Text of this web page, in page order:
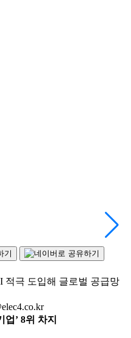
적극 도입해 글로벌 공급망
’ 8위 차지